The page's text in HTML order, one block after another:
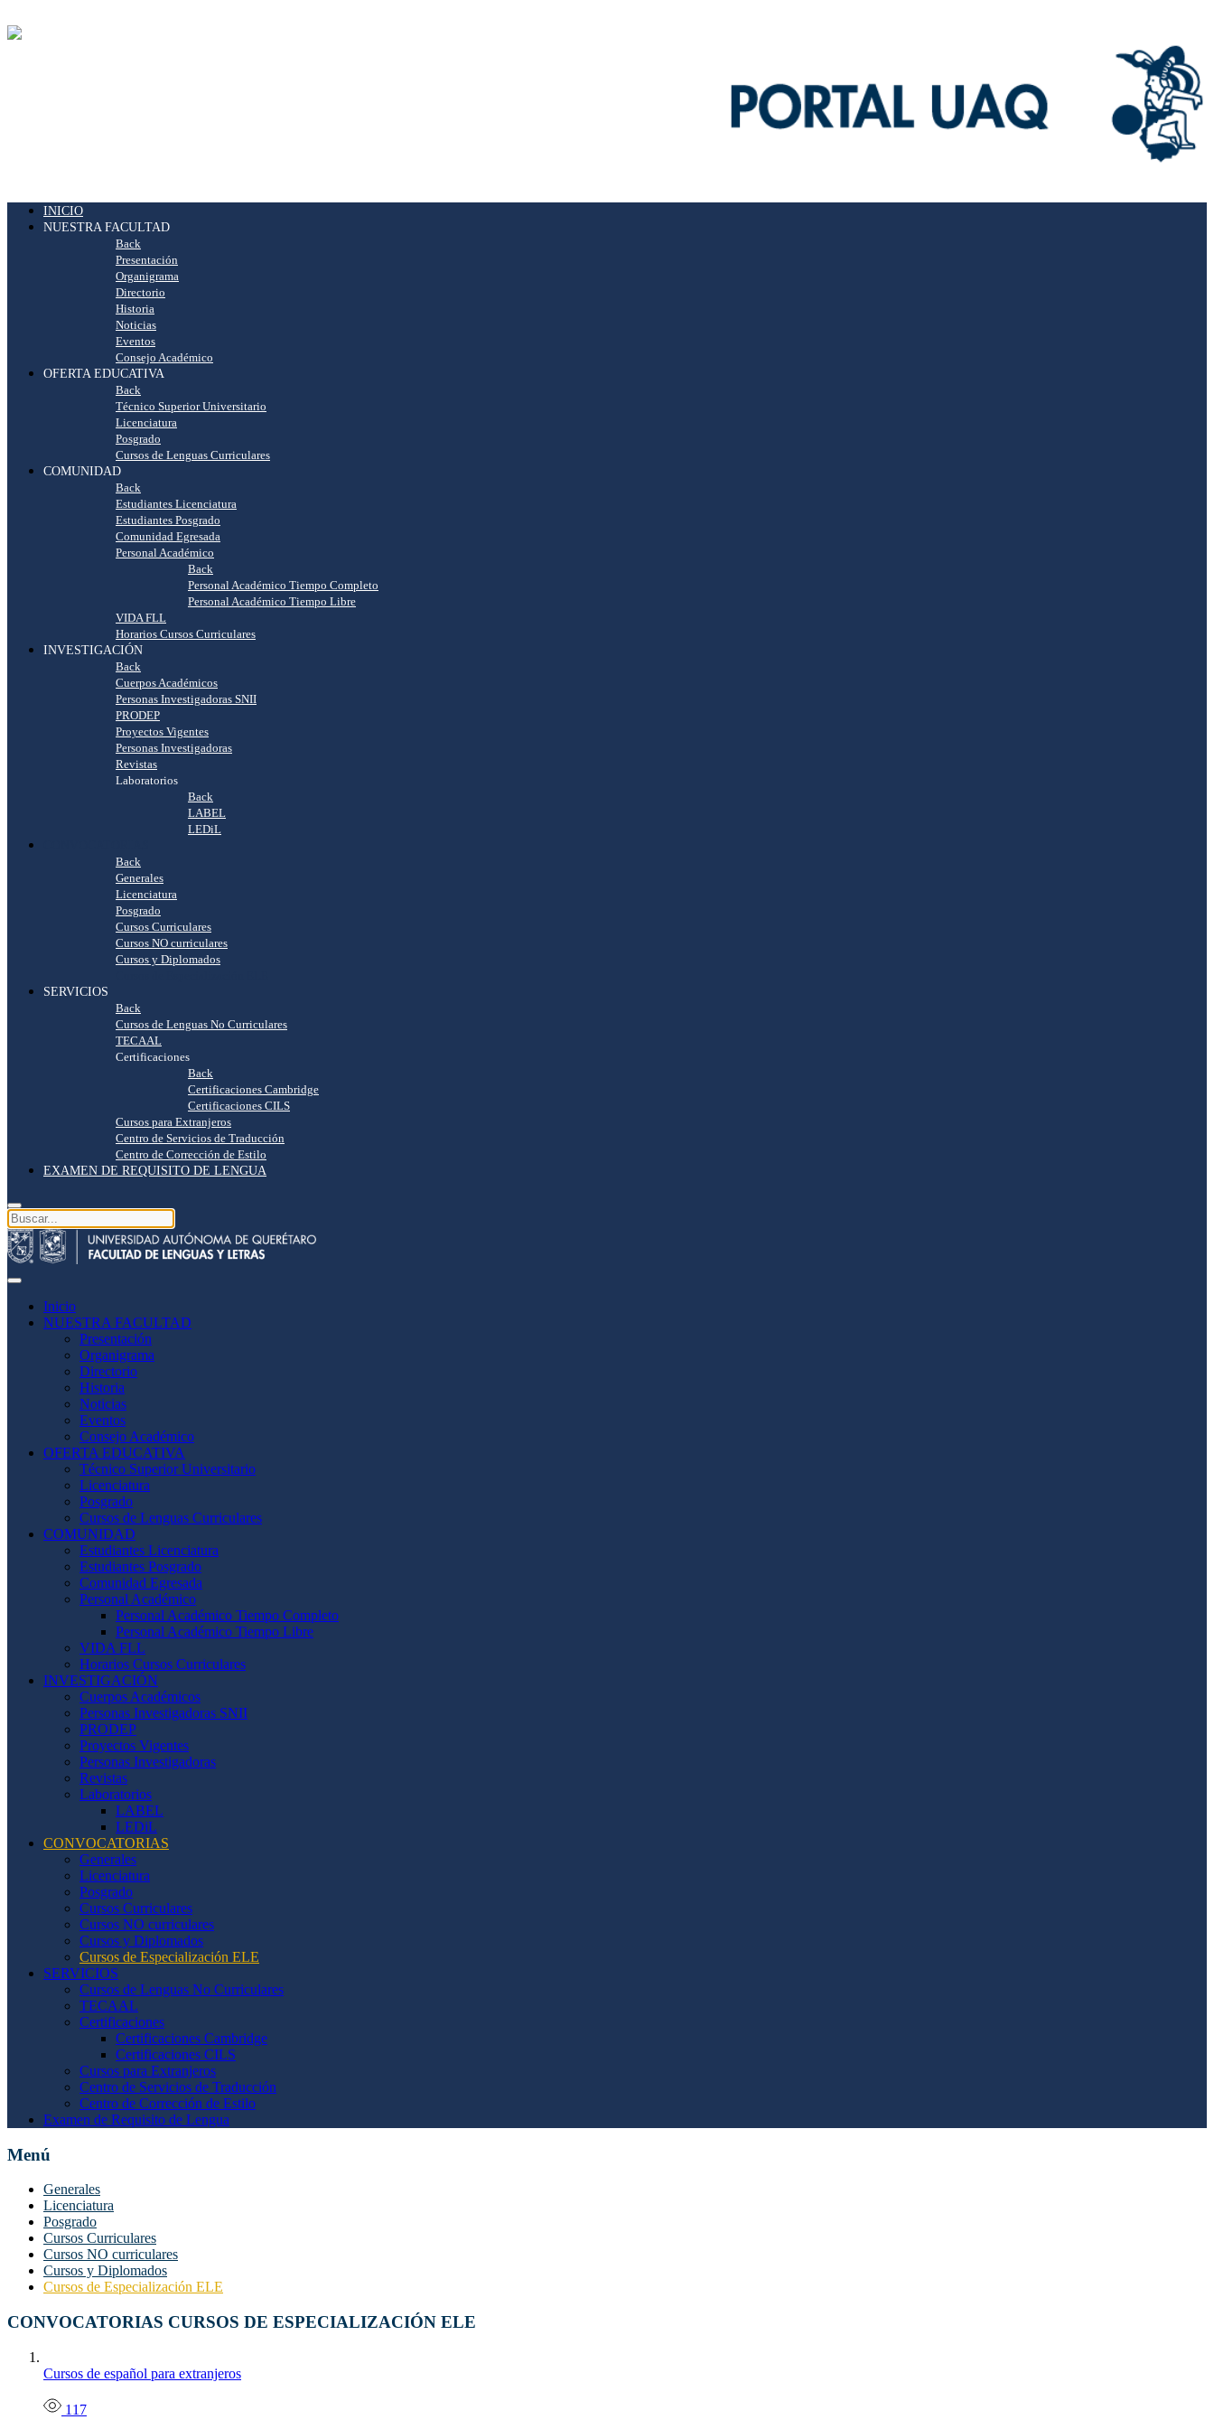
INICIO
NUESTRA FACULTAD
Back
Presentación
Organigrama
Directorio
Historia
Noticias
Eventos
Consejo Académico
OFERTA EDUCATIVA
Back
Técnico Superior Universitario
Licenciatura
Posgrado
Cursos de Lenguas Curriculares
COMUNIDAD
Back
Estudiantes Licenciatura
Estudiantes Posgrado
Comunidad Egresada
Personal Académico
Back
Personal Académico Tiempo Completo
Personal Académico Tiempo Libre
VIDA FLL
Horarios Cursos Curriculares
INVESTIGACIÓN
Back
Cuerpos Académicos
Personas Investigadoras SNII
PRODEP
Proyectos Vigentes
Personas Investigadoras
Revistas
Laboratorios
Back
LABEL
LEDiL
Back
Generales
Licenciatura
Posgrado
Cursos Curriculares
Cursos NO curriculares
Cursos y Diplomados
SERVICIOS
Back
Cursos de Lenguas No Curriculares
TECAAL
Certificaciones
Back
Certificaciones Cambridge
Certificaciones CILS
Cursos para Extranjeros
Centro de Servicios de Traducción
Centro de Corrección de Estilo
EXAMEN DE REQUISITO DE LENGUA
Inicio
NUESTRA FACULTAD
Presentación
Organigrama
Directorio
Historia
Noticias
Eventos
Consejo Académico
OFERTA EDUCATIVA
Técnico Superior Universitario
Licenciatura
Posgrado
Cursos de Lenguas Curriculares
COMUNIDAD
Estudiantes Licenciatura
Estudiantes Posgrado
Comunidad Egresada
Personal Académico
Personal Académico Tiempo Completo
Personal Académico Tiempo Libre
VIDA FLL
Horarios Cursos Curriculares
INVESTIGACIÓN
Cuerpos Académicos
Personas Investigadoras SNII
PRODEP
Proyectos Vigentes
Personas Investigadoras
Revistas
Laboratorios
LABEL
LEDiL
CONVOCATORIAS
Generales
Licenciatura
Posgrado
Cursos Curriculares
Cursos NO curriculares
Cursos y Diplomados
Cursos de Especialización ELE
SERVICIOS
Cursos de Lenguas No Curriculares
TECAAL
Certificaciones
Certificaciones Cambridge
Certificaciones CILS
Cursos para Extranjeros
Centro de Servicios de Traducción
Centro de Corrección de Estilo
Examen de Requisito de Lengua
Menú
Generales
Licenciatura
Posgrado
Cursos Curriculares
Cursos NO curriculares
Cursos y Diplomados
Cursos de Especialización ELE
CONVOCATORIAS CURSOS DE ESPECIALIZACIÓN ELE
Cursos de español para extranjeros
117